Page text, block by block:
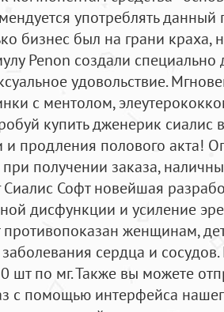
употреблять данный
бизнес был на грани краха,
Penon создали специально
удовольствие.
с ментолом,
купить дженерик сиалис
и продления полового акта!
получении заказа,
Софт новейшая
дисфункции и усиление
женщинам,
сердца и сосудов.
шт по мг. Также вы можете
с помощью интерфейса